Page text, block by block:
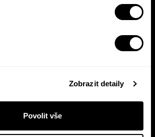
Zobrazit detaily
Povolit vše
šustne, ať už vás zajímá pohled do
novinky, nebo slevové akce.
Nakladatelství